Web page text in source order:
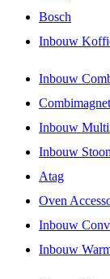
Bosch
Inbouw
Inbouw
Inbouw
Inbouw
Atag
Oven
Inbouw
Inbouw